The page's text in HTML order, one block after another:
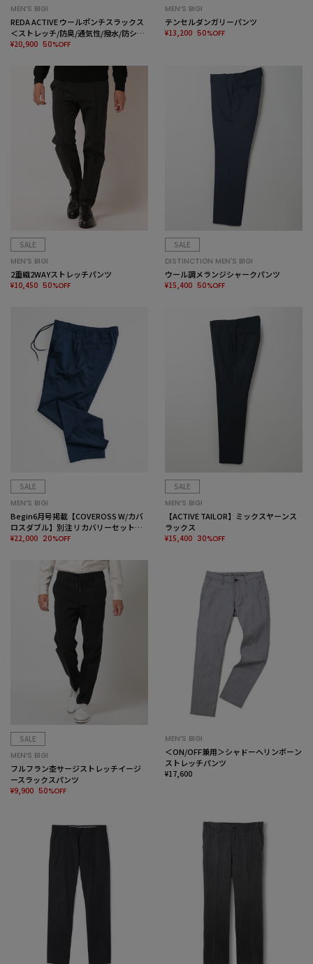
MEN’S BIGI
REDA ACTIVE ウールポンチスラックス
＜ストレッチ/防臭/通気性/撥水/防シワ
＞
¥20,900 50%OFF
MEN’S BIGI
テンセルダンガリーパンツ
¥13,200 50%OFF
SALE
MEN’S BIGI
2重織2WAYストレッチパンツ
¥10,450 50%OFF
SALE
DISTINCTION MEN'S BIGI
ウール調メランジシャークパンツ
¥15,400 50%OFF
SALE
MEN’S BIGI
Begin6月号掲載【COVEROSS W/カバ
ロスダブル】別注 リカバリーセットア
ップパンツ＜リラックス効果/ストレッ
¥22,000 20%OFF
SALE
MEN’S BIGI
【ACTIVE TAILOR】ミックスヤーンス
ラックス
¥15,400 30%OFF
SALE
MEN’S BIGI
フルフラン杢サージストレッチイージ
ースラックスパンツ
¥9,900 50%OFF
MEN’S BIGI
＜ON/OFF兼用＞シャドーヘリンボーン
ストレッチパンツ
¥17,600